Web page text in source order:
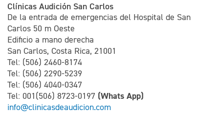
Clínicas Audición San Carlos
De la entrada de emergencias del Hospital de San
Carlos 50 m Oeste
Edificio a mano derecha
San Carlos, Costa Rica, 21001
Tel: (506) 2460-8174
Tel: (506) 2290-5239
Tel: (506) 4040-0347
Tel: 001(506) 8723-0197 (Whats App)
info@clinicasdeaudicion.com